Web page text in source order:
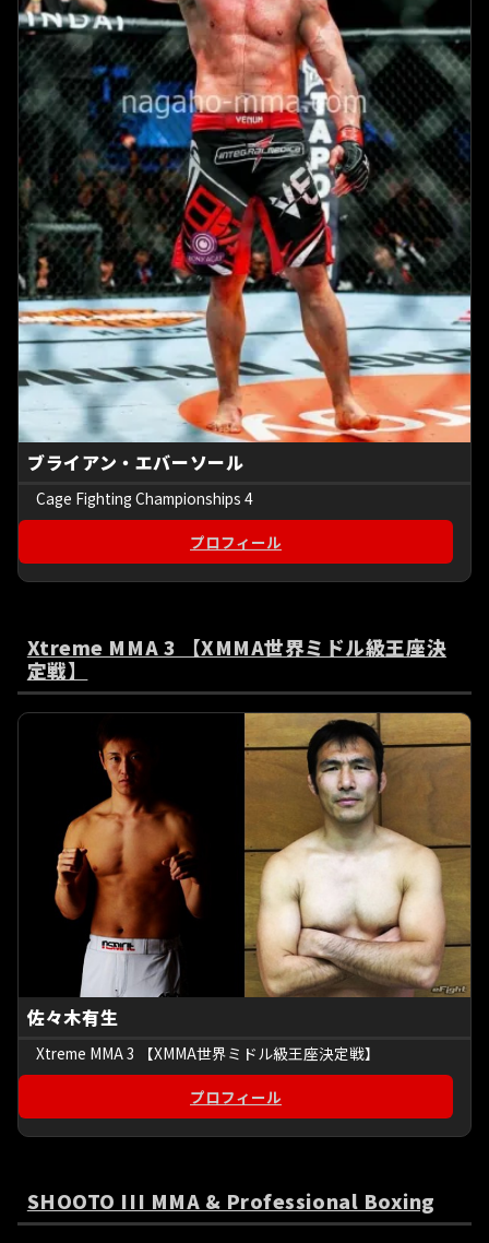
ブライアン・エバーソール
Cage Fighting Championships 4
プロフィール
Xtreme MMA 3 【XMMA世界ミドル級王座決
定戦】
佐々木有生
Xtreme MMA 3 【XMMA世界ミドル級王座決定戦】
プロフィール
SHOOTO III MMA & Professional Boxing